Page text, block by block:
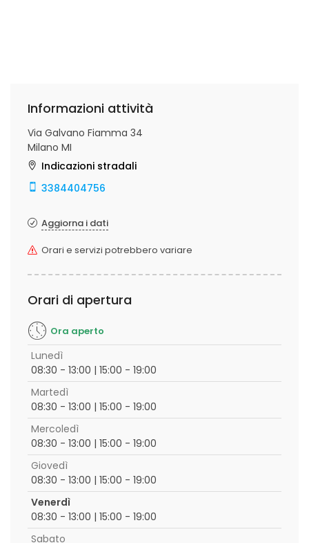
Informazioni attività
Via Galvano Fiamma 34
Milano MI
Indicazioni stradali
3384404756
Aggiorna i dati
Orari e servizi potrebbero variare
Orari di apertura
Ora aperto
Lunedì
08:30 - 13:00 | 15:00 - 19:00
Martedì
08:30 - 13:00 | 15:00 - 19:00
Mercoledì
08:30 - 13:00 | 15:00 - 19:00
Giovedì
08:30 - 13:00 | 15:00 - 19:00
Venerdì
08:30 - 13:00 | 15:00 - 19:00
Sabato